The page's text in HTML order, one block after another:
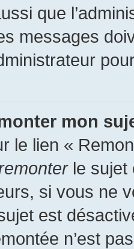
que
messages
mon
le lien «
le sujet
si vous ne
est
n’est